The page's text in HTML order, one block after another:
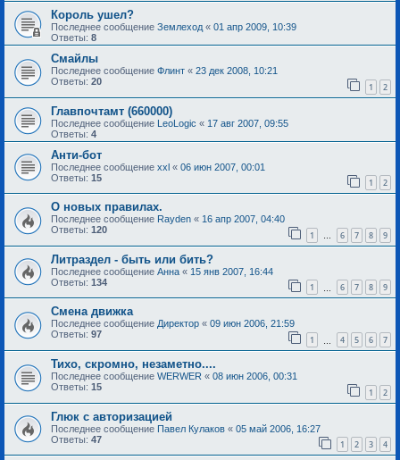
Король ушел?
Последнее сообщение Землеход « 01 апр 2009, 10:39
Ответы: 8
Смайлы
Последнее сообщение Флинт « 23 дек 2008, 10:21
Ответы: 20 1 2
Главпочтамт (660000)
Последнее сообщение LeoLogic « 17 авг 2007, 09:55
Ответы: 4
Анти-бот
Последнее сообщение xxl « 06 июн 2007, 00:01
Ответы: 15 1 2
О новых правилах.
Последнее сообщение Rayden « 16 апр 2007, 04:40
Ответы: 120 1 … 6 7 8 9
Литраздел - быть или бить?
Последнее сообщение Анна « 15 янв 2007, 16:44
Ответы: 134 1 6 7 8 9
Смена движка
Последнее сообщение Директор « 09 июн 2006, 21:59
Ответы: 97 1 4 5 6 7
Тихо, скромно, незаметно....
Последнее сообщение WERWER « 08 июн 2006, 00:31
Ответы: 15 1 2
Глюк с авторизацией
Последнее сообщение Павел Кулаков « 05 май 2006, 16:27
Ответы: 47 1 2 3 4